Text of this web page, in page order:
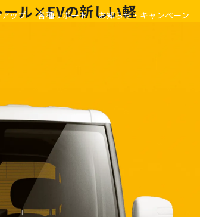
ップ 各種サポート お知らせ・キャンペーン
ール×EVの新しい軽